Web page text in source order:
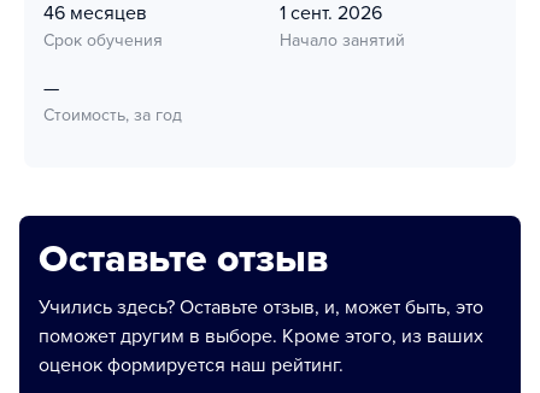
46 месяцев
Срок обучения
1 сент. 2026
Начало занятий
—
Стоимость, за год
Оставьте отзыв
Учились здесь? Оставьте отзыв, и, может быть, это
поможет другим в выборе. Кроме этого, из ваших
оценок формируется наш рейтинг.